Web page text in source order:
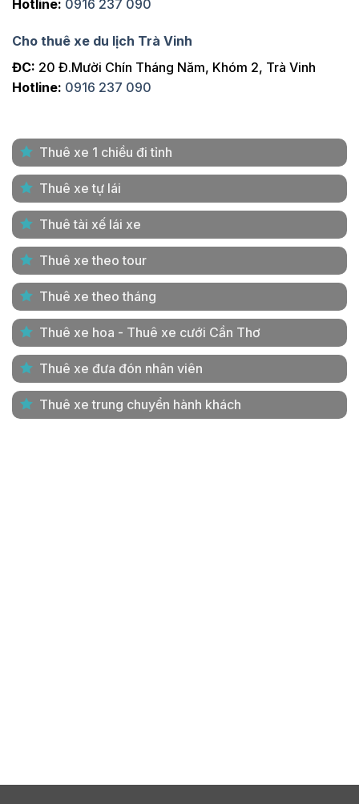
Hotline: 0916 237 090
Cho thuê xe du lịch Trà Vinh
ĐC: 20 Đ.Mười Chín Tháng Năm, Khóm 2, Trà Vinh
Hotline: 0916 237 090
Thuê xe 1 chiều đi tỉnh
Thuê xe tự lái
Thuê tài xế lái xe
Thuê xe theo tour
Thuê xe theo tháng
Thuê xe hoa - Thuê xe cưới Cần Thơ
Thuê xe đưa đón nhân viên
Thuê xe trung chuyển hành khách